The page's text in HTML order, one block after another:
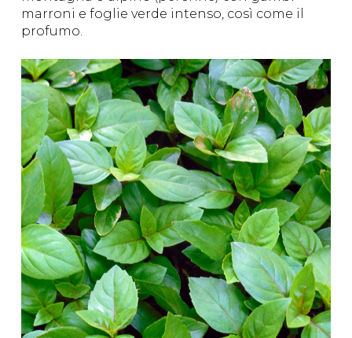
marroni e foglie verde intenso, così come il
profumo.